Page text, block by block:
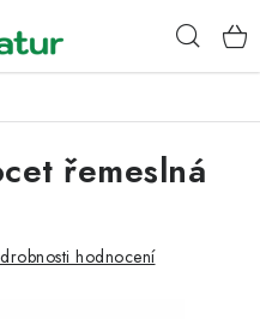
řemeslná
hodnocení